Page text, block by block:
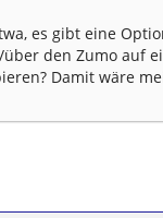
es gibt eine
den Zumo auf
Damit wäre